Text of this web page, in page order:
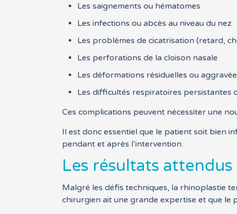
Les saignements ou hématomes
Les infections ou abcès au niveau du nez
Les problèmes de cicatrisation (retard,
Les perforations de la cloison nasale
Les déformations résiduelles ou
Les difficultés respiratoires persistantes
Ces complications peuvent nécessiter une
Il est donc essentiel que le patient soit bien
pendant et après l’intervention.
Les résultats
Malgré les défis techniques, la rhinoplastie
chirurgien ait une grande expertise et que le